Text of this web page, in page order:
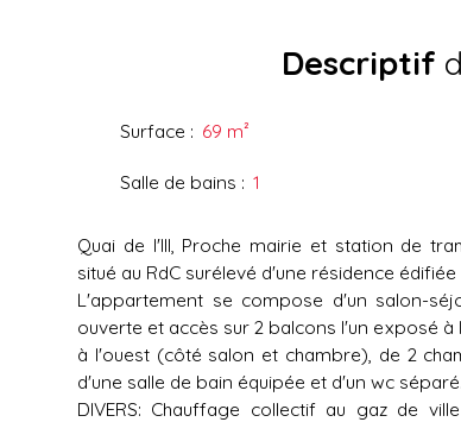
Descriptif
Surface : 69 m²
Salle de bains : 1
Quai de l'Ill, Proche mairie et station de
situé au RdC surélevé d'une résidence édifiée
L'appartement se compose d'un salon-
ouverte et accès sur 2 balcons l'un exposé
à l'ouest (côté salon et chambre), de 2
d'une salle de bain équipée et d'un wc séparé.
DIVERS: Chauffage collectif au gaz de